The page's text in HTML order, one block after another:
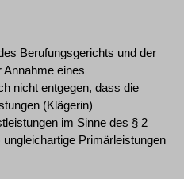
Berufungsgerichts und der
eines
nicht entgegen, dass die
(Klägerin)
im Sinne des § 2
Primärleistungen